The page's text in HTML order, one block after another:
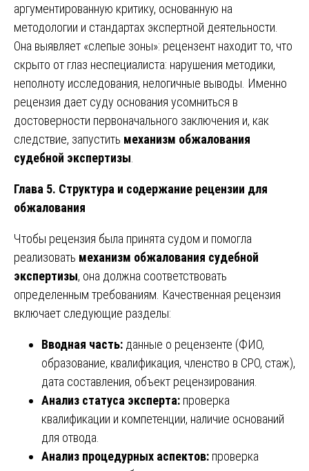
аргументированную критику, основанную на
методологии и стандартах экспертной деятельности.
Она выявляет «слепые зоны»: рецензент находит то, что
скрыто от глаз неспециалиста: нарушения методики,
неполноту исследования, нелогичные выводы. Именно
рецензия дает суду основания усомниться в
достоверности первоначального заключения и, как
следствие, запустить механизм обжалования
судебной экспертизы
Глава 5. Структура и содержание рецензии для
обжалования
Чтобы рецензия была принята судом и помогла
реализовать механизм обжалования судебной
экспертизы, она должна соответствовать
определенным требованиям. Качественная рецензия
включает следующие разделы:
Вводная часть: данные о рецензенте (ФИО,
образование, квалификация, членство в СРО, стаж),
дата составления, объект рецензирования.
Анализ статуса эксперта: проверка
квалификации и компетенции, наличие оснований
для отвода.
Анализ процедурных аспектов: проверка